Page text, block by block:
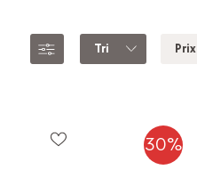
Tri Prix
30%